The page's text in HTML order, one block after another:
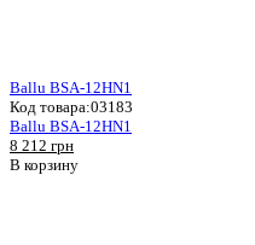
Ballu BSA-12HN1
Код товара:03183
Ballu BSA-12HN1
8 212 грн
В корзину